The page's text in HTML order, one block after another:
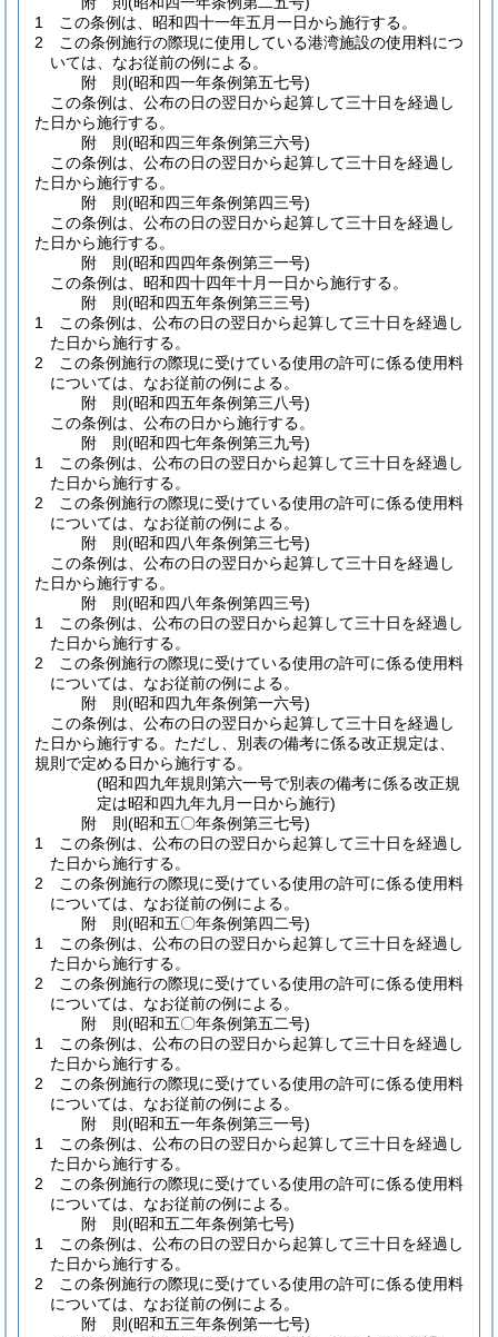
1
この条例は、昭和四十一年五月一日から施行する。
2
この条例施行の際現に使用している港湾施設の使用料につ
いては、なお従前の例による。
附 則(昭和四一年条例第五七号)
この条例は、公布の日の翌日から起算して三十日を経過し
た日から施行する。
附 則(昭和四三年条例第三六号)
この条例は、公布の日の翌日から起算して三十日を経過し
た日から施行する。
附 則(昭和四三年条例第四三号)
この条例は、公布の日の翌日から起算して三十日を経過し
た日から施行する。
附 則(昭和四四年条例第三一号)
この条例は、昭和四十四年十月一日から施行する。
附 則(昭和四五年条例第三三号)
1
この条例は、公布の日の翌日から起算して三十日を経過し
た日から施行する。
2
この条例施行の際現に受けている使用の許可に係る使用料
については、なお従前の例による。
附 則(昭和四五年条例第三八号)
この条例は、公布の日から施行する。
附 則(昭和四七年条例第三九号)
1
この条例は、公布の日の翌日から起算して三十日を経過し
た日から施行する。
2
この条例施行の際現に受けている使用の許可に係る使用料
については、なお従前の例による。
附 則(昭和四八年条例第三七号)
この条例は、公布の日の翌日から起算して三十日を経過し
た日から施行する。
附 則(昭和四八年条例第四三号)
1
この条例は、公布の日の翌日から起算して三十日を経過し
た日から施行する。
2
この条例施行の際現に受けている使用の許可に係る使用料
については、なお従前の例による。
附 則(昭和四九年条例第一六号)
この条例は、公布の日の翌日から起算して三十日を経過し
た日から施行する。 ただし、別表の備考に係る改正規定は、
規則で定める日から施行する。
(昭和四九年規則第六一号で別表の備考に係る改正規
定は昭和四九年九月一日から施行)
附 則(昭和五〇年条例第三七号)
1
この条例は、公布の日の翌日から起算して三十日を経過し
た日から施行する。
2
この条例施行の際現に受けている使用の許可に係る使用料
については、なお従前の例による。
附 則(昭和五〇年条例第四二号)
1
この条例は、公布の日の翌日から起算して三十日を経過し
た日から施行する。
2
この条例施行の際現に受けている使用の許可に係る使用料
については、なお従前の例による。
附 則(昭和五〇年条例第五二号)
1
この条例は、公布の日の翌日から起算して三十日を経過し
た日から施行する。
2
この条例施行の際現に受けている使用の許可に係る使用料
については、なお従前の例による。
附 則(昭和五一年条例第三一号)
1
この条例は、公布の日の翌日から起算して三十日を経過し
た日から施行する。
2
この条例施行の際現に受けている使用の許可に係る使用料
については、なお従前の例による。
附 則(昭和五二年条例第七号)
1
この条例は、公布の日の翌日から起算して三十日を経過し
た日から施行する。
2
この条例施行の際現に受けている使用の許可に係る使用料
については、なお従前の例による。
附 則(昭和五三年条例第一七号)